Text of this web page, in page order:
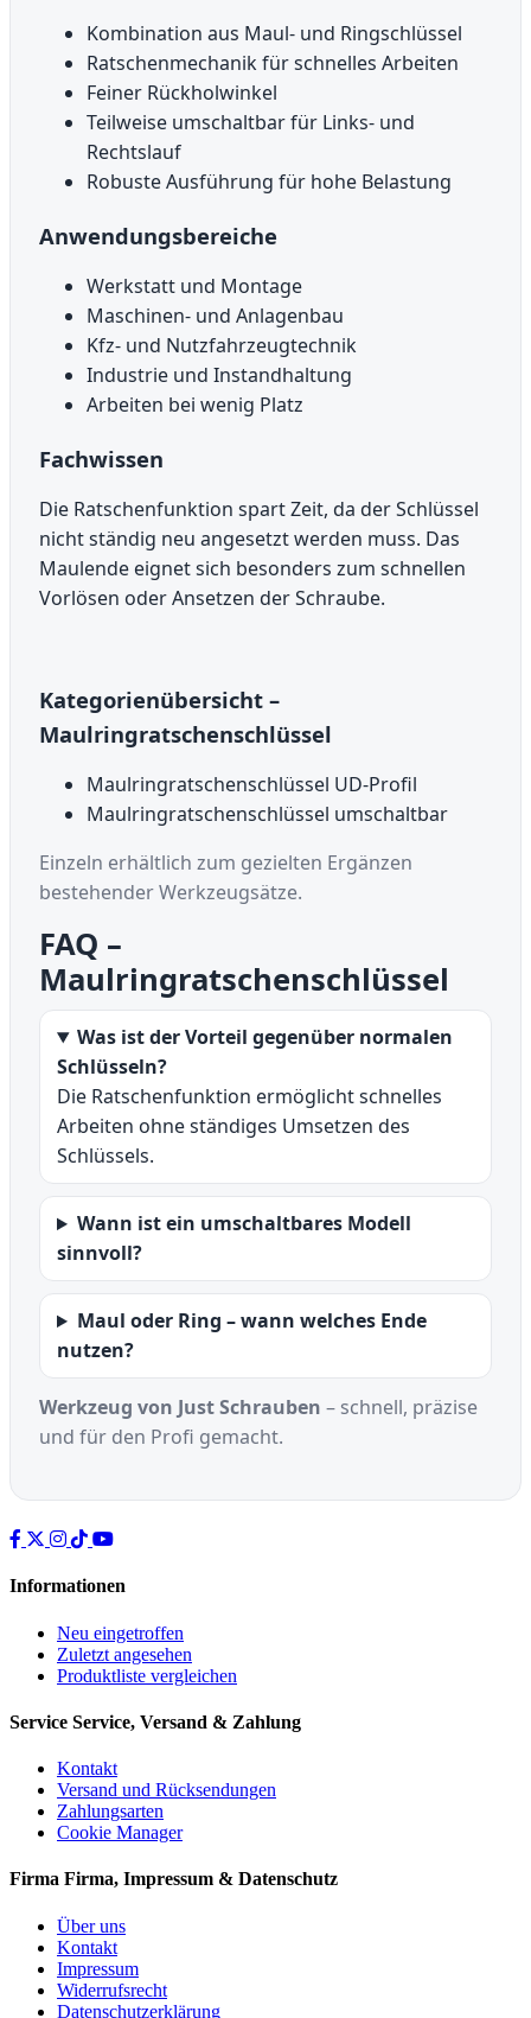
Kombination aus Maul- und Ringschlüssel
Ratschenmechanik für schnelles Arbeiten
Feiner Rückholwinkel
Teilweise umschaltbar für Links- und
Rechtslauf
Robuste Ausführung für hohe Belastung
Anwendungsbereiche
Werkstatt und Montage
Maschinen- und Anlagenbau
Kfz- und Nutzfahrzeugtechnik
Industrie und Instandhaltung
Arbeiten bei wenig Platz
Fachwissen
Die Ratschenfunktion spart Zeit, da der Schlüssel
nicht ständig neu angesetzt werden muss. Das
Maulende eignet sich besonders zum schnellen
Vorlösen oder Ansetzen der Schraube.
Kategorienübersicht –
Maulringratschenschlüssel
Maulringratschenschlüssel UD-Profil
Maulringratschenschlüssel umschaltbar
Einzeln erhältlich zum gezielten Ergänzen
bestehender Werkzeugsätze.
FAQ –
Maulringratschenschlüssel
Was ist der Vorteil gegenüber normalen
Schlüsseln?
Die Ratschenfunktion ermöglicht schnelles
Arbeiten ohne ständiges Umsetzen des
Schlüssels.
Wann ist ein umschaltbares Modell
sinnvoll?
Maul oder Ring – wann welches Ende
nutzen?
Werkzeug von Just Schrauben – schnell, präzise
und für den Profi gemacht.
Informationen
Neu eingetroffen
Zuletzt angesehen
Produktliste vergleichen
Service Service, Versand & Zahlung
Kontakt
Versand und Rücksendungen
Zahlungsarten
Cookie Manager
Firma Firma, Impressum & Datenschutz
Über uns
Kontakt
Impressum
Widerrufsrecht
Datenschutzerklärung